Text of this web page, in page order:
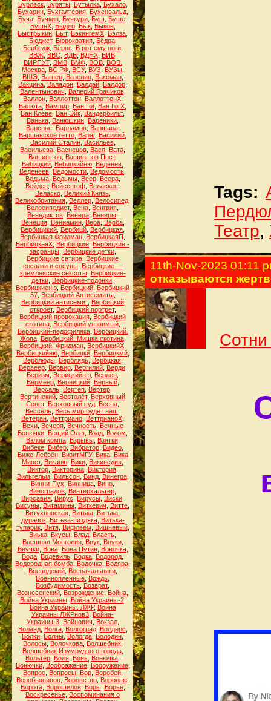
Бурлеск, Буряты, Бутылка, Бухало,
Бухарин, Бухгалтерия, Бухенвальд,
Буча Бучкин Бучкури Буш Буше
БушеХ, Быдло, Бык, Быков,
Быстрыкин Быт, БэкингемХ Бэлза
Бюджет, Бюрократия, Бёдра,
Бёрбедж, Бёрнс В рот ему ноги,
ВВЖ, ВВС, ВДВ, ВДНХ, ВИВ,
ВИРПУТ, ВМВ, ВМФ, ВОВ, ВОВ.
Москва, ВС РФ, ВСУ, ВУЗ ВУЗы,
ВШЭ, Вагнер, Вазелин, Ваксман,
Вакцина Валадон Валдай Валдор
Валентынович
Валерий Грачиков,
Валлон, Валлоттон, ВаллоттонХ,
Валюта Вампир Ван Гог, Ван ГогХ
Ван Клеве Ван Эйк Вандербильт,
Ванька Ванюшкин Вареники
Варенье, Варламов, Варшава,
Варшавское гетто Варяг, Василий
Василий Сталин, Васильев,
Васильева Васнецов Вася Вата
Вашингтон Вашингтон Пост,
Вебицкий Вебицкийню Веденев
Веденеев Ведомости Ведомость
Ведьма, Ведьмы, Веер, Веера,
Вейден Вейсенгоф Веласкес
Веласко, Великий Князь,
Великобритания Веллер Велосипед
Велосипедист, Вена Венгрия
Венедиктов Венера Венеры
Венеция, Вениамин, Вера, Верба,
Вербицикий Вербицй Вербицкая
Вербицкая Фридман ВербицкаяП
ВербицкаяХ Вербицкие Вербицкие -
засранцы, Вербицкие детки,
Вербицкие сатира Вербицкие
сосалки и сосуны, Вербицкие —
кремлёвские сексоты, Вербицкие-
детки Вербицкие-подонки
Вербицкиеню Вербицкий Вербицкий
57, Вербицкий Антисемиты,
Вербицкий антисемит, Вербицкий
откроет, Вербицкий портрет,
Вербицкий провокация Вербицкий
скотина, Вербицкий уязвимый,
Вербицкий-педофиляка, Вербицкий.
Жопа, Вербицкий. Мишка скотина,
Вербицкий. Фридман ВербицкийХ
Вербицкийню, Вербицкй, Вербицкмй,
Верблюды, Верблядь, Вербцкая,
Вервеер, Вервир, Вергилий, Верди,
Веризм
Верицкийню Верлен
Вермеер, Верницкий, Верный,
Версаль Вертеп Вертер
Вертинский Вертолёт, Верховный
Совет, Верховный суд Весна
Вессель Весь мир будет наш
Ветеран Веттриано ВеттрианоХ
Вехи, Вечеря, Вечность, Вечные
Вонючки Вещий Олег, Взад Взлом
Взлом компа, Взрывы, Взятки,
Вибеке, Вибер, Вибратор, Видео,
Виже-Лебрён, ВизитМГУ, Вика, Вика
Минет, Виканю Вики Википедия
Виктор Викторина Виктория
Вильгельм
Вильсон, Винд, Винегра,
Винни-Пух
Винница Вино
Виноградов Винтерхальтер
Вирсавия Вирус Вирусы Виски
Висуны Витамины Виткевич Витте
Витухновская, Витька, Витька-
дурачок, Витька-пиздяка, Витька-
тупарик, Витя, Вифлеем Вишневый,
Виька Вкусы Влад Власть
Внешняя Монголия, Внук, Внуки,
Внучки, Вова, Вова Путин, Вовочка,
Вода Водевиль Водка Водород
Водородная бомба Водочка Водяра
Воеводский, Военачальники,
Военнопленные Вождь
Возбудимость Возврат,
Вознесенский Возрождение Война
Война Украины, Война Украины-2,
Война Украины. ЛЖР, Война
Украины.ЛЖРнов3 Война-
Украины-3, Войнович Вокзал,
Воланд, Волга, Волгоград, Волдерс
Волки Волны Вологда Володин
Волосы, Волочкова, Волшебник,
Волшебник Изумрудного города,
Вольтер Воля Вонь Вонючка
Вонючки, Воображение, Вооружение,
Вопрос
Вопросы, Вор, Воробей,
Воробьянинов Воровство Воронеж
Ворота, Ворошилов, Воры, Ворьё,
Воскресенье Воспоминания о
Tags:
Театр,
11th-Nov-2023 01:11
отказываются